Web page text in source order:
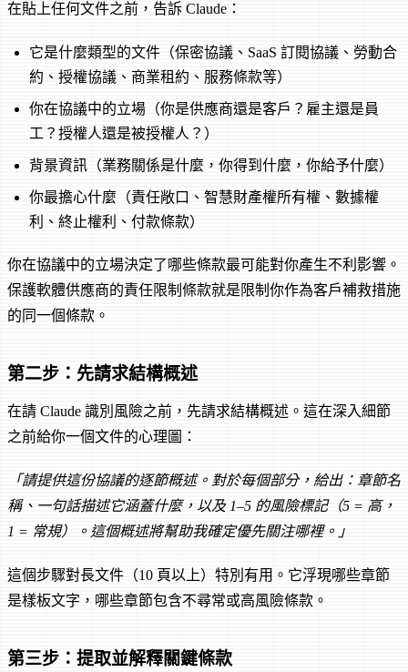
在貼上任何文件之前，告訴 Claude：
它是什麼類型的文件（保密協議、SaaS 訂閱協議、勞動合
約、授權協議、商業租約、服務條款等）
你在協議中的立場（你是供應商還是客戶？雇主還是員
工？授權人還是被授權人？）
背景資訊（業務關係是什麼，你得到什麼，你給予什麼）
你最擔心什麼（責任敞口、智慧財產權所有權、數據權
利、終止權利、付款條款）
你在協議中的立場決定了哪些條款最可能對你產生不利影響。
保護軟體供應商的責任限制條款就是限制你作為客戶補救措施
的同一個條款。
第二步：先請求結構概述
在請 Claude 識別風險之前，先請求結構概述。這在深入細節
之前給你一個文件的心理圖：
「請提供這份協議的逐節概述。對於每個部分，給出：章節名
稱、一句話描述它涵蓋什麼，以及 1–5 的風險標記（5 = 高，
1 = 常規）。這個概述將幫助我確定優先關注哪裡。」
這個步驟對長文件（10 頁以上）特別有用。它浮現哪些章節
是樣板文字，哪些章節包含不尋常或高風險條款。
第三步：提取並解釋關鍵條款